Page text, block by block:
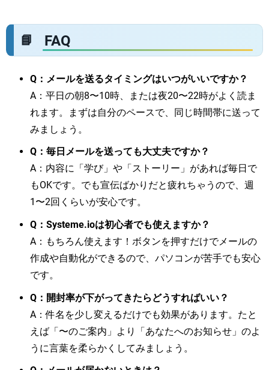
FAQ
Q：メールを送るタイミングはいつがいいですか？
A：平日の朝8〜10時、または夜20〜22時がよく読ま
れます。まずは自分のペースで、同じ時間帯に送って
みましょう。
Q：毎日メールを送っても大丈夫ですか？
A：内容に「学び」や「ストーリー」があれば毎日で
もOKです。でも宣伝ばかりだと疲れちゃうので、週
1〜2回くらいが安心です。
Q：Systeme.ioは初心者でも使えますか？
A：もちろん使えます！ボタンを押すだけでメールの
作成や自動化ができるので、パソコンが苦手でも安心
です。
Q：開封率が下がってきたらどうすればいい？
A：件名を少し変えるだけでも効果があります。たと
えば「〜のご案内」より「あなたへのお知らせ」のよ
うに言葉を柔らかくしてみましょう。